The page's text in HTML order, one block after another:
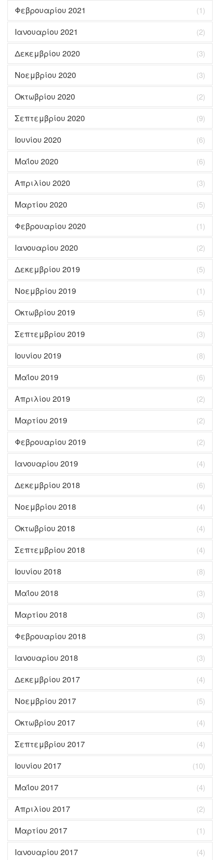
Φεβρουαρίου 2021 (1)
Ιανουαρίου 2021 (2)
Δεκεμβρίου 2020 (3)
Νοεμβρίου 2020 (3)
Οκτωβρίου 2020 (2)
Σεπτεμβρίου 2020 (9)
Ιουνίου 2020 (6)
Μαΐου 2020 (6)
Απριλίου 2020 (3)
Μαρτίου 2020 (5)
Φεβρουαρίου 2020 (1)
Ιανουαρίου 2020 (2)
Δεκεμβρίου 2019 (5)
Νοεμβρίου 2019 (1)
Οκτωβρίου 2019 (5)
Σεπτεμβρίου 2019 (3)
Ιουνίου 2019 (8)
Μαΐου 2019 (6)
Απριλίου 2019 (2)
Μαρτίου 2019 (2)
Φεβρουαρίου 2019 (2)
Ιανουαρίου 2019 (4)
Δεκεμβρίου 2018 (6)
Νοεμβρίου 2018 (4)
Οκτωβρίου 2018 (4)
Σεπτεμβρίου 2018 (4)
Ιουνίου 2018 (8)
Μαΐου 2018 (3)
Μαρτίου 2018 (3)
Φεβρουαρίου 2018 (3)
Ιανουαρίου 2018 (3)
Δεκεμβρίου 2017 (4)
Νοεμβρίου 2017 (5)
Οκτωβρίου 2017 (4)
Σεπτεμβρίου 2017 (4)
Ιουνίου 2017 (10)
Μαΐου 2017 (4)
Απριλίου 2017 (2)
Μαρτίου 2017 (1)
Ιανουαρίου 2017 (4)